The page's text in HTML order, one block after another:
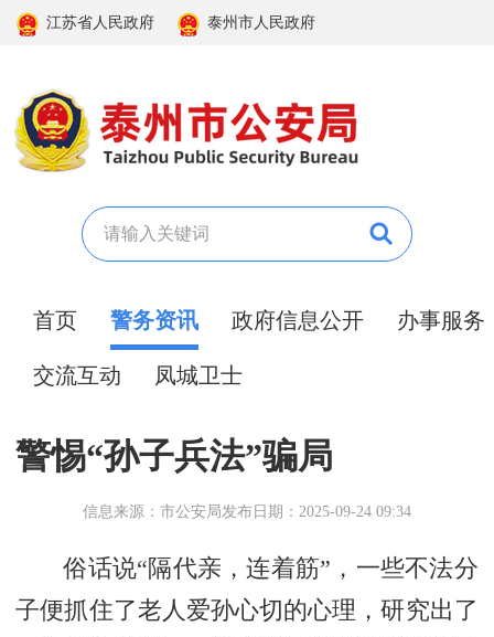
江苏省人民政府 泰州市人民政府
首页 警务资讯 政府信息公开 办事服务
交流互动 凤城卫士
警惕“孙子兵法”骗局
信息来源：市公安局发布日期：2025-09-24 09:34
俗话说“隔代亲，连着筋”，一些不法分
子便抓住了老人爱孙心切的心理，研究出了